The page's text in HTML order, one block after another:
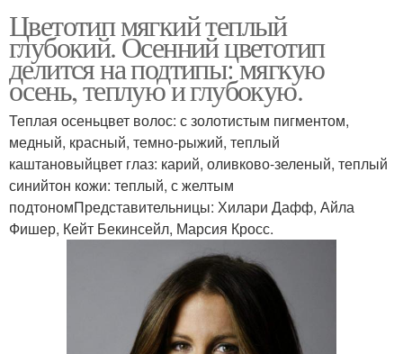
Цветотип мягкий теплый
глубокий. Осенний цветотип
делится на подтипы: мягкую
осень, теплую и глубокую.
Теплая осеньцвет волос: с золотистым пигментом,
медный, красный, темно-рыжий, теплый
каштановыйцвет глаз: карий, оливково-зеленый, теплый
синийтон кожи: теплый, с желтым
подтономПредставительницы: Хилари Дафф, Айла
Фишер, Кейт Бекинсейл, Марсия Кросс.